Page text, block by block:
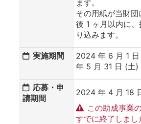
ます。
その用紙が当財
後 1 ヶ月以内に
り込みます。
実施期間
2024 年 6 月 1
年 5 月 31 日 (土)
応募・申
請期間
2024 年 4 月 18
この助成事業
すでに終了しまし